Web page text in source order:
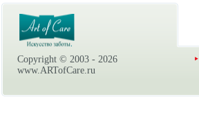
Copyright © 2003 - 2026
www.ARTofCare.ru